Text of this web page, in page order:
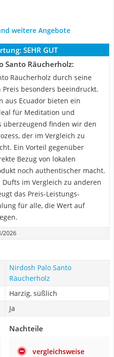
weitere Angebote
SEHR GUT
Santo Räucherholz:
Räucherholz durch seine
besonders beeindruckt.
aus Ecuador bieten ein
für Meditation und
überzeugend finden wir den
der im Vergleich zu
Ein Vorteil gegenüber
Bezug von lokalen
noch authentischer macht.
im Vergleich zu anderen
das Preis-Leistungs-
für alle, die Wert auf
2026
Nirdosh Palo Santo
Räucherholz
Harzig, süßlich
Ja
Nachteile
vergleichsweise